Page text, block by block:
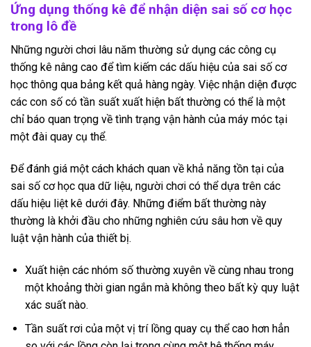
Ứng dụng thống kê để nhận diện sai số cơ học
trong lô đề
Những người chơi lâu năm thường sử dụng các công cụ
thống kê nâng cao để tìm kiếm các dấu hiệu của sai số cơ
học thông qua bảng kết quả hàng ngày. Việc nhận diện được
các con số có tần suất xuất hiện bất thường có thể là một
chỉ báo quan trọng về tình trạng vận hành của máy móc tại
một đài quay cụ thể.
Để đánh giá một cách khách quan về khả năng tồn tại của
sai số cơ học qua dữ liệu, người chơi có thể dựa trên các
dấu hiệu liệt kê dưới đây. Những điểm bất thường này
thường là khởi đầu cho những nghiên cứu sâu hơn về quy
luật vận hành của thiết bị.
Xuất hiện các nhóm số thường xuyên về cùng nhau trong
một khoảng thời gian ngắn mà không theo bất kỳ quy luật
xác suất nào.
Tần suất rơi của một vị trí lồng quay cụ thể cao hơn hẳn